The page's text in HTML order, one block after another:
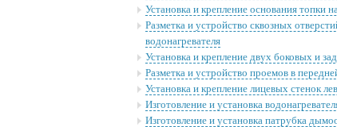
Установка и крепление основания топки
Разметка и устройство сквозных
водонагревателя
Установка и крепление двух боковых и
Разметка и устройство проемов в
Установка и крепление лицевых стенок
Изготовление и установка
Изготовление и установка патрубка